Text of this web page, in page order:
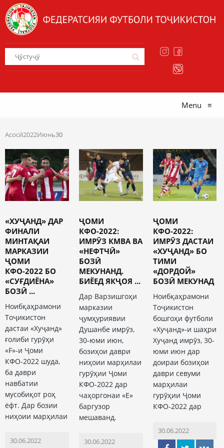
Menu ≡
Асосӣ2022Июнь30
«ХУҶАНД» ДАР
ФИНАЛИ
МИНТАҚАИ
МАРКАЗИИ
ҶОМИ
КФО-2022 БО
«СУҒДИЁНА»
БОЗӢ ...
Ноибқаҳрамони
Тоҷикистон
дастаи «Хуҷанд»
ғолиби гурӯҳи
«F»-и Ҷоми
КФО-2022 шуда,
ба даври
навбатии
мусобиқот роҳ
ёфт. Дар бозии
ниҳоии марҳилаи
30.06.2022
ҶОМИ
КФО-2022:
ИМРӮЗ КМВА ВА
«НЕФТЧӢ»
БОЗӢ
МЕКУНАНД.
БИЁЕД ЯКҶОЯ ...
Дар Варзишгоҳи
марказии
ҷумҳуриявии
Душанбе имрӯз,
30-юми июн,
бозиҳои даври
ниҳоии марҳилаи
гурӯҳии Ҷоми
КФО-2022 дар
чаҳоргонаи «Е»
баргузор
мешаванд.
30.06.2022
ҶОМИ
КФО-2022:
ИМРӮЗ ДАСТАИ
«ХУҶАНД» БО
ТИМИ
«ДОРДОЙ»
БОЗӢ МЕКУНАД
Ноибқаҳрамони
Тоҷикистон
бошгоҳи футболи
«Хуҷанд»-и шаҳри
Хуҷанд имрӯз, 30-
юми июн дар
доираи бозиҳои
даври севуми
марҳилаи
гурӯҳии Ҷоми
КФО-2022 дар
30.06.2022